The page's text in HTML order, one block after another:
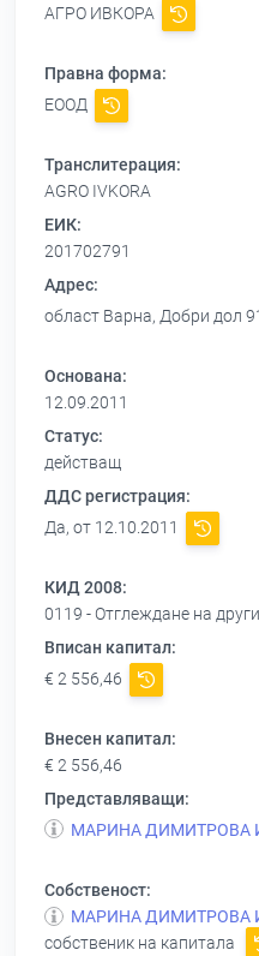
АГРО ИВКОРА
Правна форма:
ЕООД
Транслитерация:
AGRO IVKORA
ЕИК:
201702791
Адрес:
област Варна, Добри дол
Основана:
12.09.2011
Статус:
действащ
ДДС регистрация:
Да, от 12.10.2011
КИД 2008:
0119 - Отглеждане на
Вписан капитал:
€ 2 556,46
Внесен капитал:
€ 2 556,46
Представляващи:
МАРИНА ДИМИТРОВА
Собственост:
МАРИНА ДИМИТРОВА
собственик на капитала